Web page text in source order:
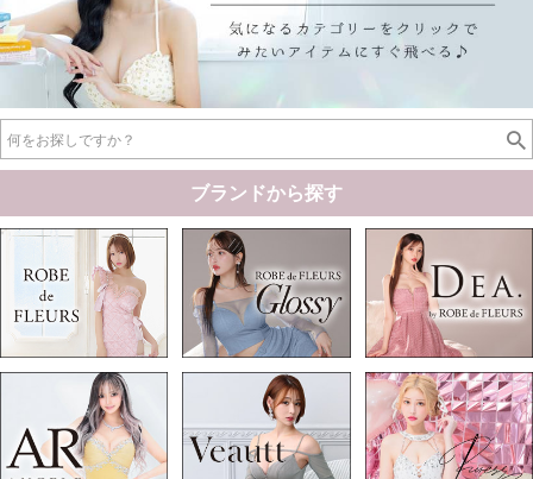
膝丈ドレス
前ミニドレス
ロングドレス
タイトロングドレス
Aラインロングドレス
バースデードレス
ブランドから探す